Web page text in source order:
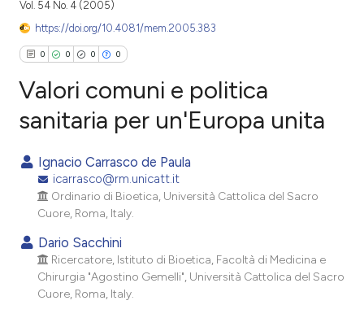
Vol. 54 No. 4 (2005)
https://doi.org/10.4081/mem.2005.383
0 0 0 0
Citing Publications
Supporting
Mentioning
Contrasting
how this article has been
Valori comuni e politica
sanitaria per un'Europa unita
Ignacio Carrasco de Paula
icarrasco@rm.unicatt.it
Ordinario di Bioetica, Università Cattolica del Sacro
Cuore, Roma, Italy.
Dario Sacchini
Ricercatore, Istituto di Bioetica, Facoltà di Medicina e
Chirurgia "Agostino Gemelli", Università Cattolica del Sacro
Cuore, Roma, Italy.